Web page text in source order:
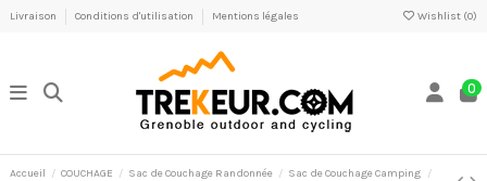
Livraison Conditions d'utilisation Mentions légales Wishlist (0)
0
Accueil COUCHAGE Sac de Couchage Randonnée
Sac de Couchage Camping